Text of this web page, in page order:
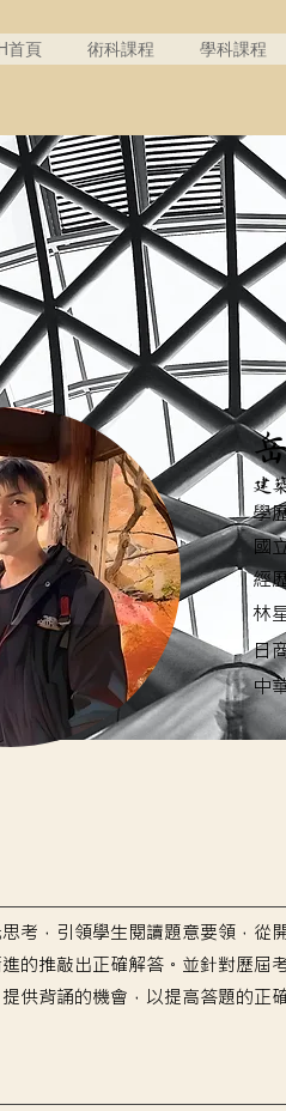
首頁 術科課程 學科課程
建
學
國
經
林
日
中
考，引領學生閱讀題意要領，從
的推敲出正確解答。並針對歷屆
供背誦的機會，以提高答題的正